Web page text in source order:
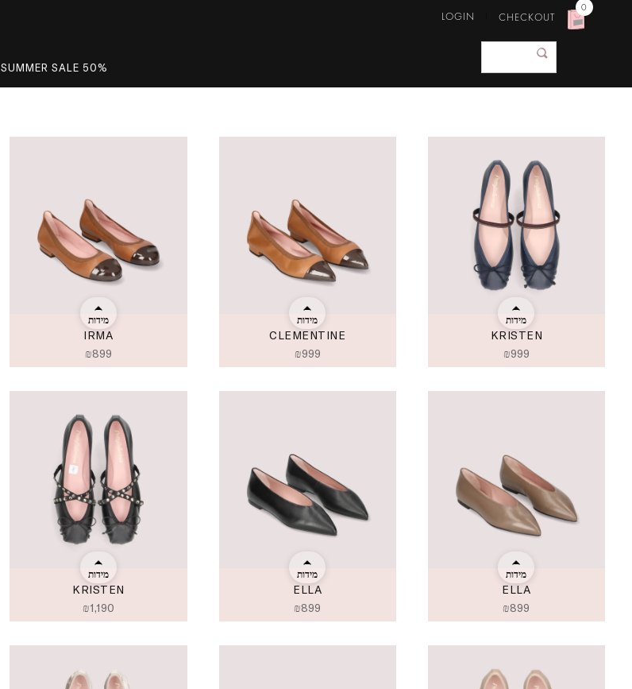
SUMMER SALE 50%
LOGIN CHECKOUT
0
IRMA
₪899
מידות
CLEMENTINE
₪999
מידות
KRISTEN
₪999
מידות
KRISTEN
₪1,190
מידות
ELLA
₪899
מידות
ELLA
₪899
מידות